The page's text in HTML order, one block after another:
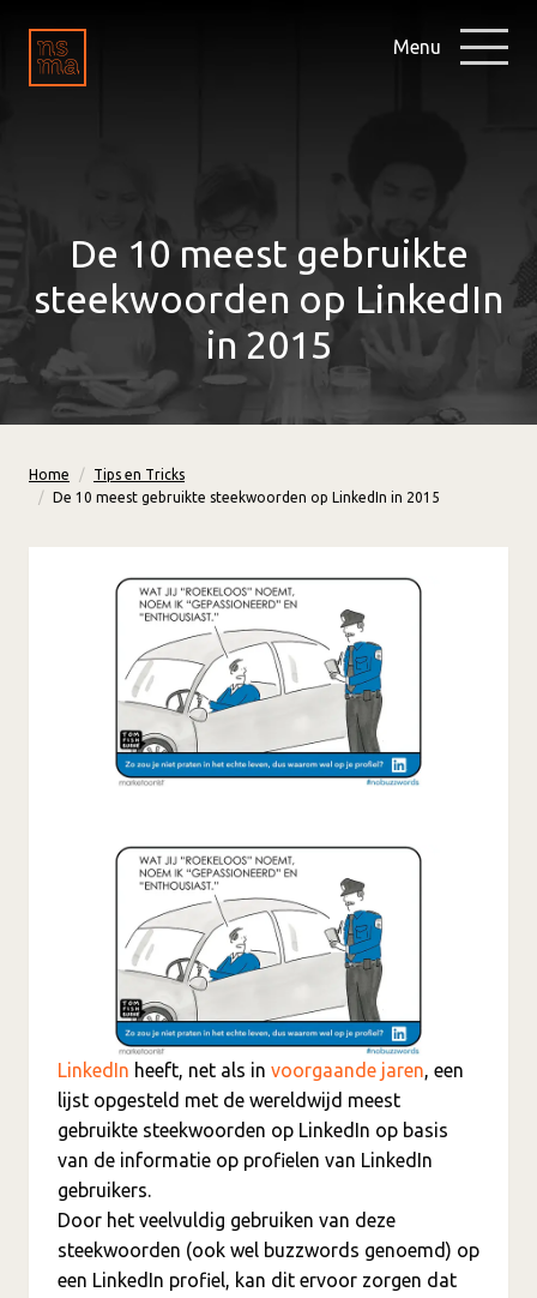
Menu
De 10 meest gebruikte
steekwoorden op LinkedIn
in 2015
Home
Tips en Tricks
De 10 meest gebruikte steekwoorden op LinkedIn in 2015
LinkedIn heeft, net als in voorgaande jaren, een
lijst opgesteld met de wereldwijd meest
gebruikte steekwoorden op LinkedIn op basis
van de informatie op profielen van LinkedIn
gebruikers.
Door het veelvuldig gebruiken van deze
steekwoorden (ook wel buzzwords genoemd) op
een LinkedIn profiel, kan dit ervoor zorgen dat